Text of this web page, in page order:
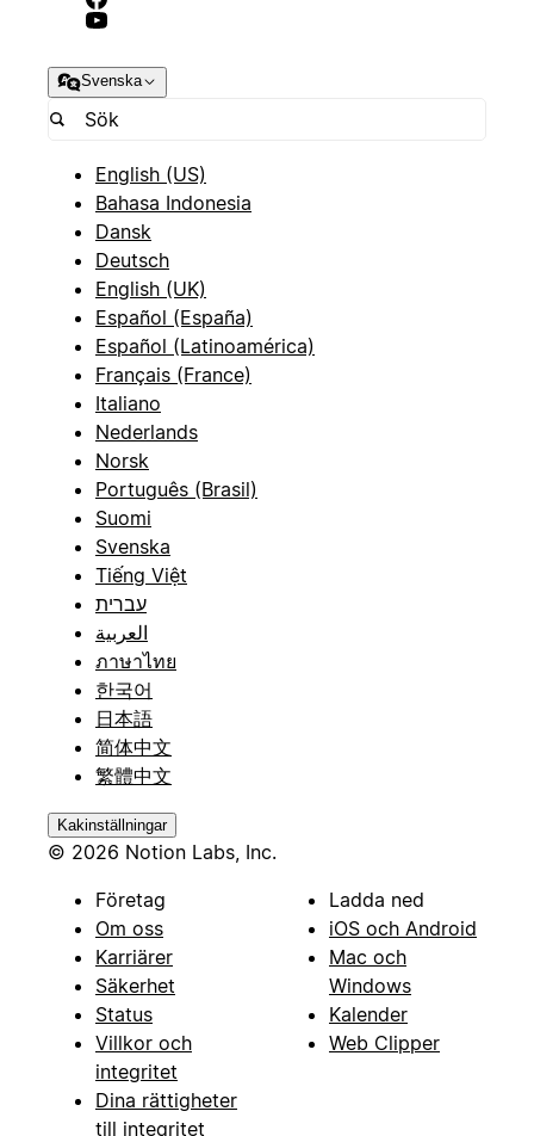
Svenska
English (US)
Bahasa Indonesia
Dansk
Deutsch
English (UK)
Español (España)
Español (Latinoamérica)
Français (France)
Italiano
Nederlands
Norsk
Português (Brasil)
Suomi
Svenska
Tiếng Việt
עברית
العربية
ภาษาไทย
한국어
日本語
简体中文
繁體中文
Kakinställningar
© 2026 Notion Labs, Inc.
Företag
Om oss
Karriärer
Säkerhet
Status
Villkor och
integritet
Dina rättigheter
till integritet
Ladda ned
iOS och Android
Mac och
Windows
Kalender
Web Clipper